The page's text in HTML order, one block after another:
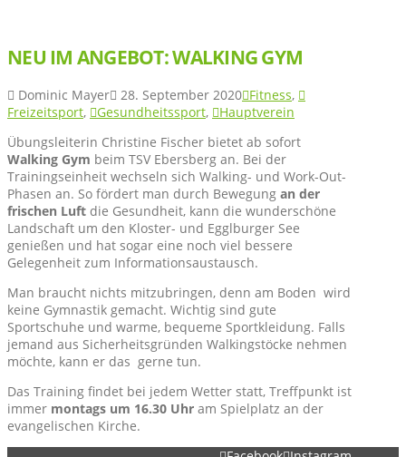
NEU IM ANGEBOT: WALKING GYM
Dominic Mayer 28. September 2020 Fitness,
Freizeitsport, Gesundheitssport,
Hauptverein
Übungsleiterin Christine Fischer bietet ab sofort
Walking Gym beim TSV Ebersberg an. Bei der
Trainingseinheit wechseln sich Walking- und Work-Out-
Phasen an. So fördert man durch Bewegung an der
frischen Luft die Gesundheit, kann die wunderschöne
Landschaft um den Kloster- und Egglburger See
genießen und hat sogar eine noch viel bessere
Gelegenheit zum Informationsaustausch.
Man braucht nichts mitzubringen, denn am Boden wird
keine Gymnastik gemacht. Wichtig sind gute
Sportschuhe und warme, bequeme Sportkleidung. Falls
jemand aus Sicherheitsgründen Walkingstöcke nehmen
möchte, kann er das gerne tun.
Das Training findet bei jedem Wetter statt, Treffpunkt ist
immer montags um 16.30 Uhr am Spielplatz an der
evangelischen Kirche.